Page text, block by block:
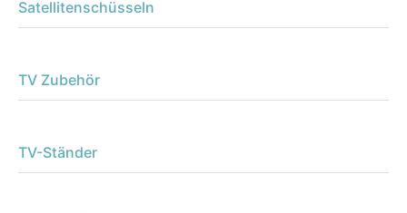
Satellitenschüsseln
TV Zubehör
TV-Ständer